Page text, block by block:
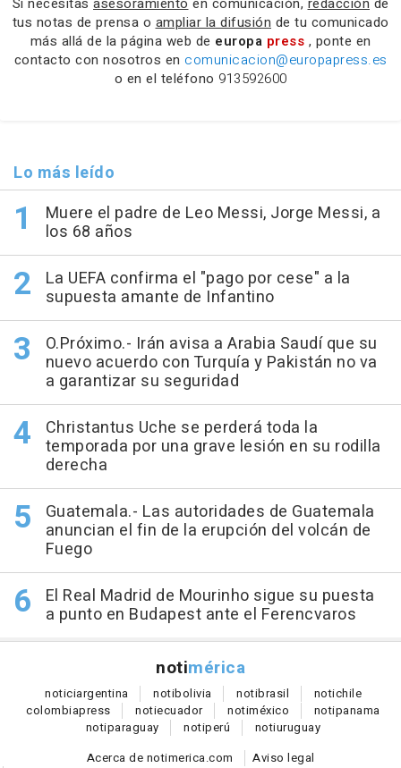
tus notas de prensa o ampliar la difusión de tu comunicado
más allá de la página web de europa press , ponte en
contacto con nosotros en comunicacion@europapress.es
o en el teléfono 913592600
Lo más leído
Muere el padre de Leo Messi, Jorge Messi, a
los 68 años
La UEFA confirma el "pago por cese" a la
supuesta amante de Infantino
O.Próximo.- Irán avisa a Arabia Saudí que su
nuevo acuerdo con Turquía y Pakistán no va
a garantizar su seguridad
Christantus Uche se perderá toda la
temporada por una grave lesión en su rodilla
derecha
Guatemala.- Las autoridades de Guatemala
anuncian el fin de la erupción del volcán de
Fuego
El Real Madrid de Mourinho sigue su puesta
a punto en Budapest ante el Ferencvaros
notimérica
noticiargentina notibolivia notibrasil notichile
colombiapress notiecuador notiméxico notipanama
notiparaguay notiperú notiuruguay
Acerca de notimerica.com
Aviso legal